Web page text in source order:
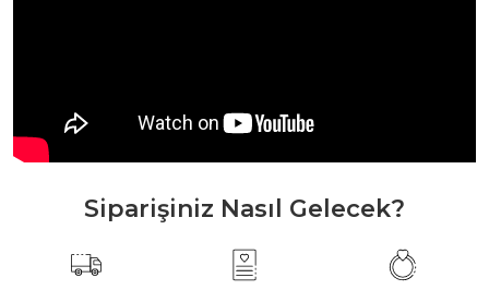
Siparişiniz Nasıl Gelecek?